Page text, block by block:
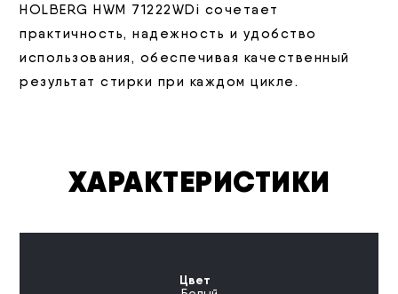
HOLBERG HWM 71222WDi сочетает
практичность, надежность и удобство
использования, обеспечивая качественный
результат стирки при каждом цикле.
ХАРАКТЕРИСТИКИ
Цвет